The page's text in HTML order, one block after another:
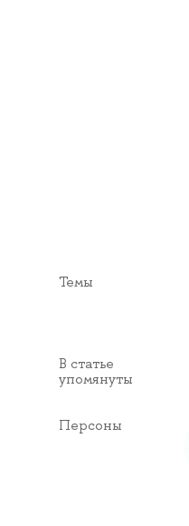
Темы
В статье
упомянуты
Персоны